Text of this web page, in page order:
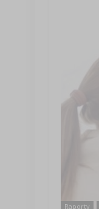
Raporty